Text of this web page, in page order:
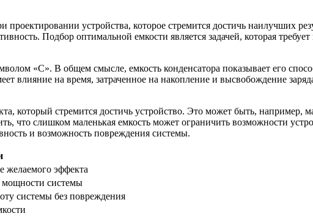
устройства, которое стремится достичь наилучших
Подбор оптимальной емкости является задачей, которая
«С». В общем смысле, емкость конденсатора показывает его
влияние на время, затраченное на накопление и высвобождение
который стремится достичь устройство. Это может быть, например,
что слишком маленькая емкость может ограничить возможности
и возможность повреждения системы.
желаемого эффекта
мощности системы
системы без повреждения